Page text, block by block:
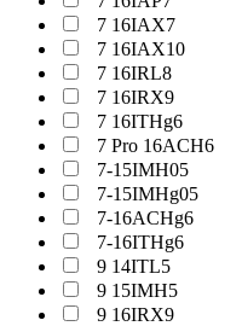
7 16IAX7
7 16IAX10
7 16IRL8
7 16IRX9
7 16ITHg6
7 Pro 16ACH6
7-15IMH05
7-15IMHg05
7-16ACHg6
7-16ITHg6
9 14ITL5
9 15IMH5
9 16IRX9